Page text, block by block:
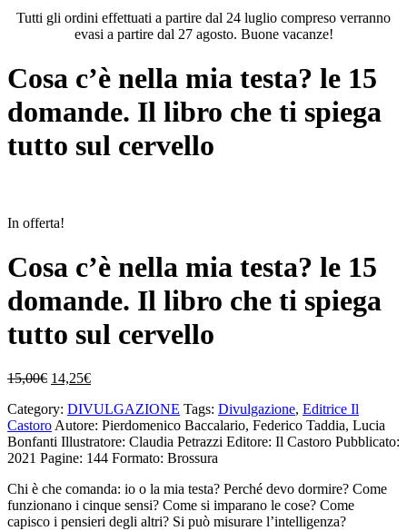
Tutti gli ordini effettuati a partire dal 24 luglio compreso verranno
evasi a partire dal 27 agosto. Buone vacanze!
Cosa c’è nella mia testa? le 15
domande. Il libro che ti spiega
tutto sul cervello
In offerta!
Cosa c’è nella mia testa? le 15
domande. Il libro che ti spiega
tutto sul cervello
15,00€ Il
originale
era:
15,00€.
14,25€Il
attuale
è:
14,25€.
Category: DIVULGAZIONE Tags: Divulgazione, Editrice Il
CastoroAutore: Pierdomenico Baccalario, Federico Taddia, Lucia
Bonfanti Illustratore: Claudia Petrazzi Editore: Il Castoro Pubblicato:
2021 Pagine: 144 Formato: Brossura
Chi è che comanda: io o la mia testa? Perché devo dormire? Come
funzionano i cinque sensi? Come si imparano le cose? Come
capisco i pensieri degli altri? Si può misurare l’intelligenza?